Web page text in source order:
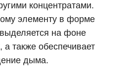
концентратами.
элементу в форме
на фоне
а также обеспечивает
дыма.